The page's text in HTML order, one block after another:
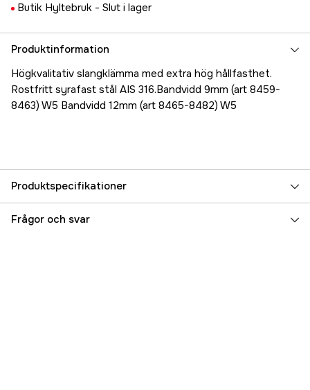
Butik Hyltebruk - Slut i lager
Produktinformation
Högkvalitativ slangklämma med extra hög hållfasthet.
Rostfritt syrafast stål AIS 316.Bandvidd 9mm (art 8459-
8463) W5 Bandvidd 12mm (art 8465-8482) W5
Produktspecifikationer
Referensnummer 5000023990
Frågor och svar